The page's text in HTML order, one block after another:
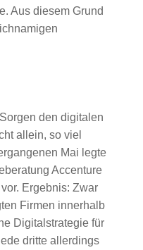
Aus diesem Grund
den digitalen
allein, so viel
Mai legte
Accenture
Ergebnis: Zwar
Firmen innerhalb
Digitalstrategie für
dritte allerdings